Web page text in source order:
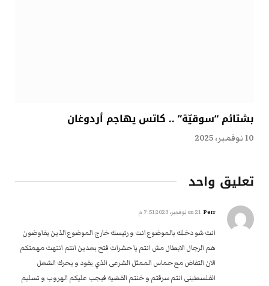
بشتائم “سوقيّة” .. كاتس يهاجم أردوغان
10 نوفمبر، 2025
تعليق واحد
Perr 21 نوفمبر، 2023 7:51 م
انت شو دخلك بالموضوع انت و رئيسك خارج الموضوع الذين يفاوضون
هم الرجال الابطال مش انتم يا حشرات فتح بعدين انتم انتهت مهمتكم
الان التفاض مع حماس الممثل الشرعى الذي يقود و يحرك الشعل
الفلسطينى انتم سرقتم و خنتم القضيه فيجب عليكم الهروب و تسليم